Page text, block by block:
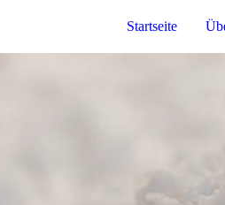
Startseite